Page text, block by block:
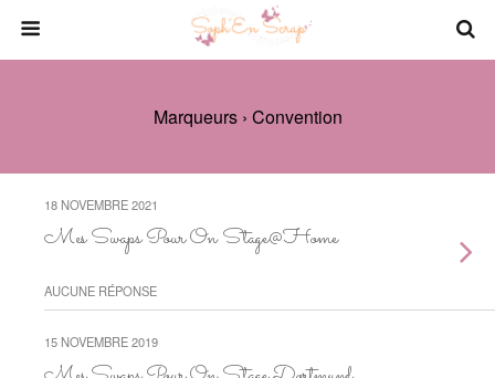
Marqueurs › Convention
18 NOVEMBRE 2021
Mes Swaps Pour On Stage@Home
AUCUNE RÉPONSE
15 NOVEMBRE 2019